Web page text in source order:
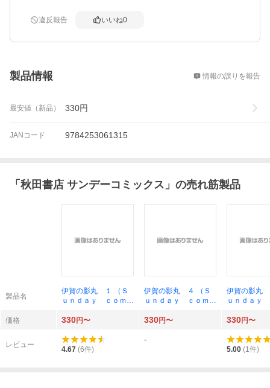
違反報告 いいね0
製品情報 情報の誤りを報告
最安値（新品） 330円
JANコード 9784253061315
「 秋田書店 サンデーコミックス 」の売れ筋製品
製品名
伊賀の影丸 １ （Ｓ
ｕｎｄａｙ ｃｏｍｉ
ックス） 横山光輝／
伊賀の影丸 ４ （Ｓ
ｕｎｄａｙ ｃｏｍｉ
ックス） 横山光輝／
伊賀の影丸
ｕｎｄａｙ
ックス） 横
価格 330円〜 330円〜 330円〜
レビュー
4.67 (6件)
-
5.00 (1 件)